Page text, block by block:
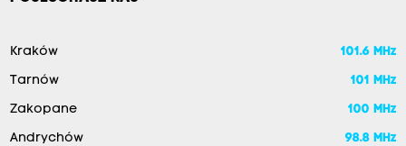
Kraków 101.6 MHz
Tarnów 101 MHz
Zakopane 100 MHz
Andrychów 98.8 MHz